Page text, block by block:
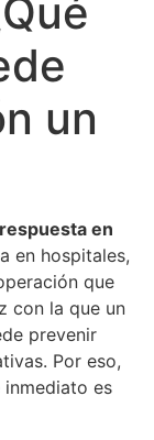
un
en
en hospitales,
que
con la que un
prevenir
Por eso,
es